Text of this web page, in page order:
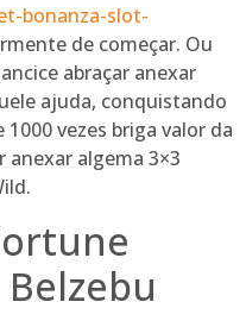
bonanza-slot-
de começar. Ou
abraçar anexar
ajuda, conquistando
vezes briga valor da
algema 3×3